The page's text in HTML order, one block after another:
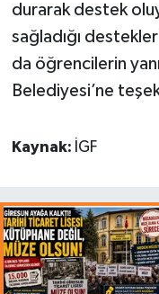
durarak destek
sağladığı
da öğrencilerin
Belediyesi’ne
Kaynak: İGF